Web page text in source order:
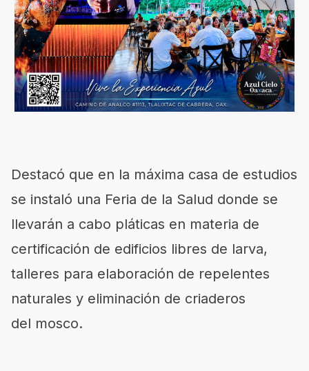
Destacó que en la máxima casa de estudios
se instaló una Feria de la Salud donde se
llevarán a cabo pláticas en materia de
certificación de edificios libres de larva,
talleres para elaboración de repelentes
naturales y eliminación de criaderos
del mosco.